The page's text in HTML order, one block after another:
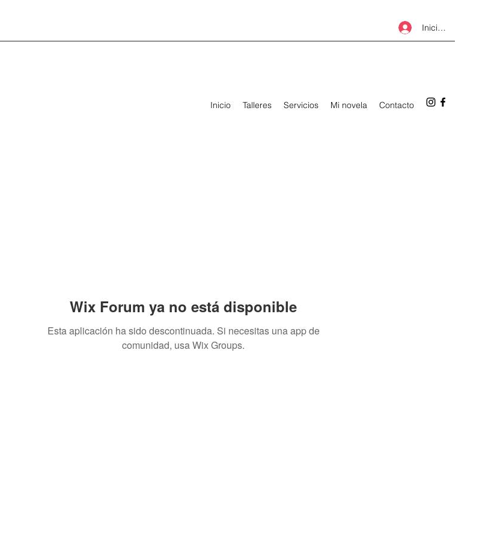
Iniciar sesión
Inicio Talleres Servicios Mi novela Contacto
Wix Forum ya no está disponible
Esta aplicación ha sido descontinuada. Si necesitas una app de
comunidad, usa Wix Groups.